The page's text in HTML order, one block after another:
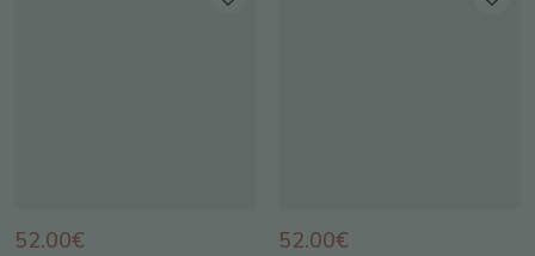
52.00€ 52.00€